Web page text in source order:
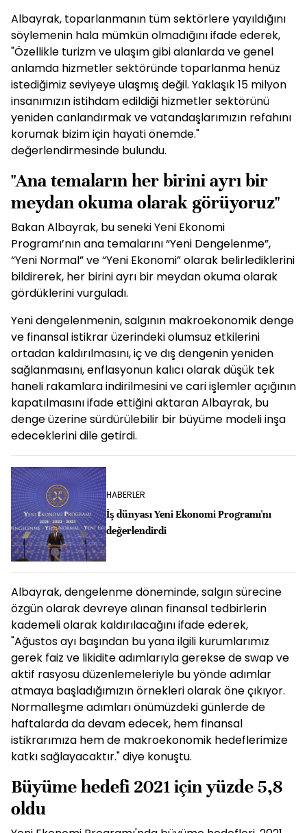
Albayrak, toparlanmanın tüm sektörlere yayıldığını
söylemenin hala mümkün olmadığını ifade ederek,
"Özellikle turizm ve ulaşım gibi alanlarda ve genel
anlamda hizmetler sektöründe toparlanma henüz
istediğimiz seviyeye ulaşmış değil. Yaklaşık 15 milyon
insanımızın istihdam edildiği hizmetler sektörünü
yeniden canlandırmak ve vatandaşlarımızın refahını
korumak bizim için hayati önemde."
"Ana temaların her birini ayrı bir
meydan okuma olarak görüyoruz"
Bakan Albayrak, bu seneki Yeni Ekonomi
Programı’nın ana temalarını “Yeni Dengelenme”,
“Yeni Normal” ve “Yeni Ekonomi” olarak belirlediklerini
bildirerek, her birini ayrı bir meydan okuma olarak
Yeni dengelenmenin, salgının makroekonomik denge
ve finansal istikrar üzerindeki olumsuz etkilerini
ortadan kaldırılmasını, iç ve dış dengenin yeniden
sağlanmasını, enflasyonun kalıcı olarak düşük tek
haneli rakamlara indirilmesini ve cari işlemler açığının
kapatılmasını ifade ettiğini aktaran Albayrak, bu
denge üzerine sürdürülebilir bir büyüme modeli inşa
edeceklerini dile getirdi.
HABERLER
İş dünyası Yeni Ekonomi Programı'nı
değerlendirdi
Albayrak, dengelenme döneminde, salgın sürecine
özgün olarak devreye alınan finansal tedbirlerin
kademeli olarak kaldırılacağını ifade ederek,
"Ağustos ayı başından bu yana ilgili kurumlarımız
gerek faiz ve likidite adımlarıyla gerekse de swap ve
aktif rasyosu düzenlemeleriyle bu yönde adımlar
atmaya başladığımızın örnekleri olarak öne çıkıyor.
Normalleşme adımları önümüzdeki günlerde de
haftalarda da devam edecek, hem finansal
istikrarımıza hem de makroekonomik hedeflerimize
Büyüme hedefi 2021 için yüzde 5,8
oldu